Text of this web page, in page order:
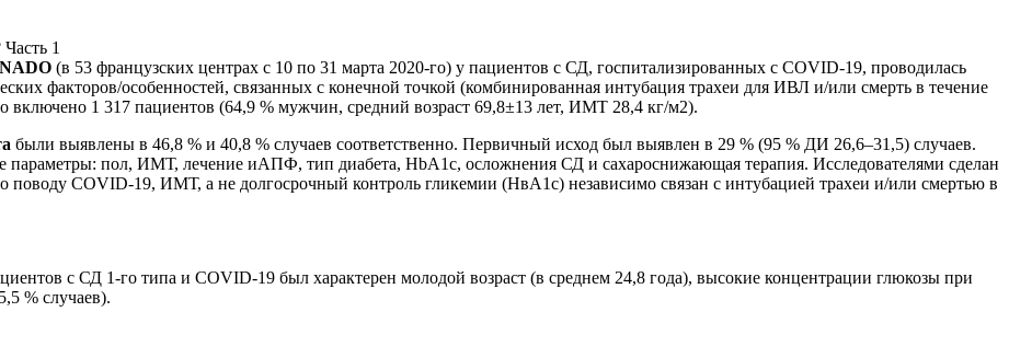
(в 53 французских центрах с 10 по 31 марта 2020-го) у пациентов с СД, госпитализированных c COVID-19, проводилась
факторов/особенностей, связанных с конечной точкой (комбинированная интубация трахеи для ИВЛ и/или смерть в течение
1 317 пациентов (64,9 % мужчин, средний возраст 69,8±13 лет, ИМТ 28,4 кг/м2).
были выявлены в 46,8 % и 40,8 % случаев соответственно. Первичный исход был выявлен в 29 % (95 % ДИ 26,6–31,5) случаев.
параметры: пол, ИМТ, лечение иАПФ, тип диабета, HbA1c, осложнения СД и сахароснижающая терапия. Исследователями сделан
COVID-19, ИМТ, а не долгосрочный контроль гликемии (НвА1с) независимо связан с интубацией трахеи и/или смертью в
с СД 1-го типа и COVID-19 был характерен молодой возраст (в среднем 24,8 года), высокие концентрации глюкозы при
% случаев).